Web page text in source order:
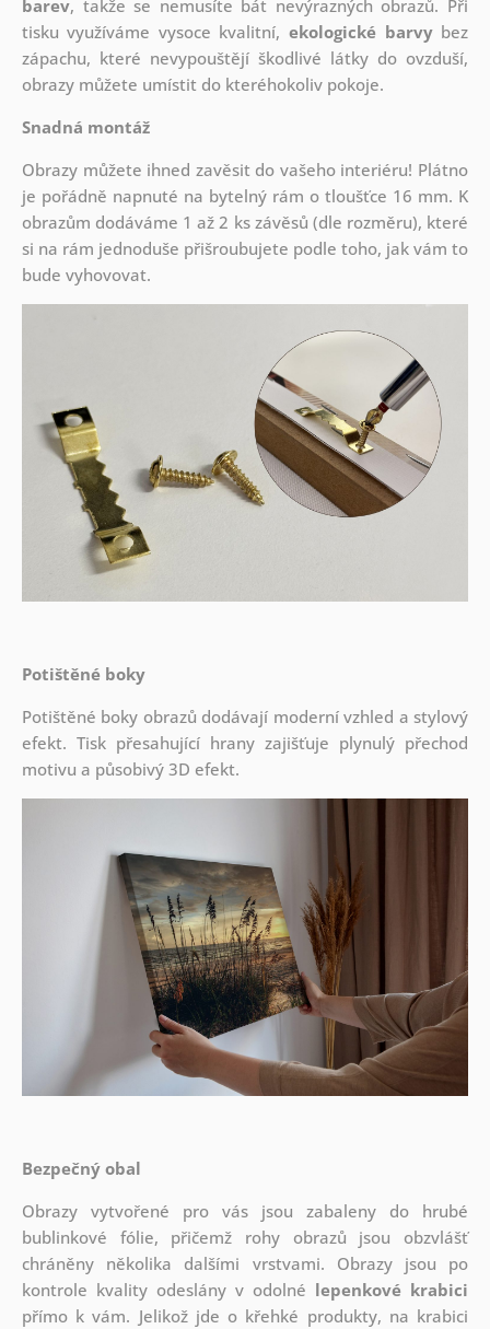
barev, takže se nemusíte bát nevýrazných obrazů. Při
tisku využíváme vysoce kvalitní,ekologické barvybez
zápachu, které nevypouštějí škodlivé látky do ovzduší,
obrazy můžete umístit do kteréhokoliv pokoje.
Snadná montáž
Obrazy můžete ihned zavěsit do vašeho interiéru! Plátno
je pořádně napnuté na bytelný rám o tloušťce 16 mm. K
obrazům dodáváme 1 až 2 ks závěsů (dle rozměru), které
si na rám jednoduše přišroubujete podle toho, jak vám to
bude vyhovovat.
Potištěné boky
Potištěné boky obrazů dodávají moderní vzhled a stylový
efekt. Tisk přesahující hrany zajišťuje plynulý přechod
motivu a působivý 3D efekt.
Bezpečný obal
Obrazy vytvořené pro vás jsou zabaleny do hrubé
bublinkové fólie, přičemž rohy obrazů jsou obzvlášť
chráněny několika dalšími vrstvami. Obrazy jsou po
kontrole kvality odeslány v odolné lepenkové krabici
přímo k vám. Jelikož jde o křehké produkty, na krabici